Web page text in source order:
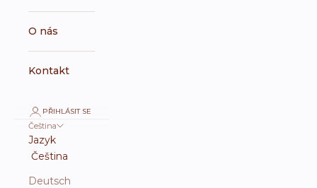
O nás
Kontakt
PŘIHLÁSIT SE
Čeština
Jazyk
Čeština
Deutsch